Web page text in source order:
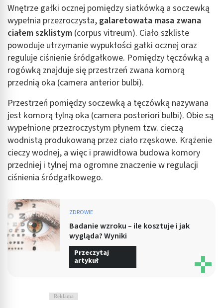
Wnętrze gałki ocznej pomiędzy siatkówką a soczewką
wypełnia przezroczysta, galaretowata masa zwana
ciałem szklistym (corpus vitreum). Ciało szkliste
powoduje utrzymanie wypukłości gałki ocznej oraz
reguluje ciśnienie śródgałkowe. Pomiędzy tęczówką a
rogówką znajduje się przestrzeń zwana komorą
przednią oka (camera anterior bulbi).
Przestrzeń pomiędzy soczewką a tęczówką nazywana
jest komorą tylną oka (camera posteriori bulbi). Obie są
wypełnione przezroczystym płynem tzw. cieczą
wodnistą produkowaną przez ciało rzęskowe. Krążenie
cieczy wodnej, a więc i prawidłowa budowa komory
przedniej i tylnej ma ogromne znaczenie w regulacji
ciśnienia śródgałkowego.
ZDROWIE
Badanie wzroku – ile kosztuje i jak
wygląda? Wyniki
Przeczytaj
artykuł
Reklama
Wykorzystanie profili do wyboru
spersonalizowanych reklam
Tworzenie profili w celu personalizacji treści
Wykorzystywanie profili w celu doboru
spersonalizowanych treści
Pomiar efektywności reklam
Pomiar efektywności treści
Rozumienie odbiorców dzięki statystyce lub
kombinacji danych z różnych źródeł
Rozwój i ulepszanie usług
Wykorzystywanie ograniczonych danych do
wyboru treści
Funkcje specjalne IAB:
Użycie dokładnych danych geolokalizacyjnych
Identyfikowanie urządzeń na podstawie
aktywnie żądanych informacji
Cele przetwarzania inne niż IAB:
Wydajność (Performance)